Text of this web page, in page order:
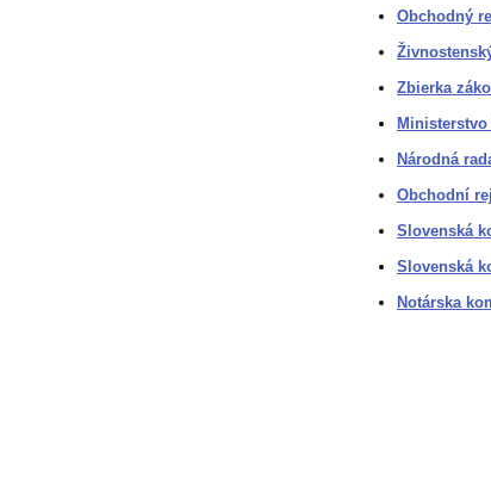
Obchodný
Zbierka
Národná
Obchodní
Slovenská
Slovenská
Notárska